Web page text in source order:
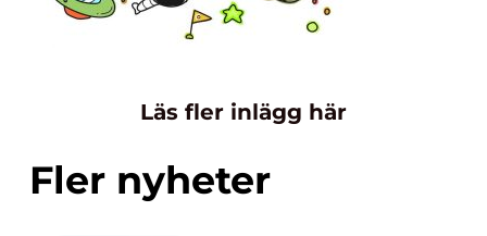
Läs fler inlägg här
Fler nyheter